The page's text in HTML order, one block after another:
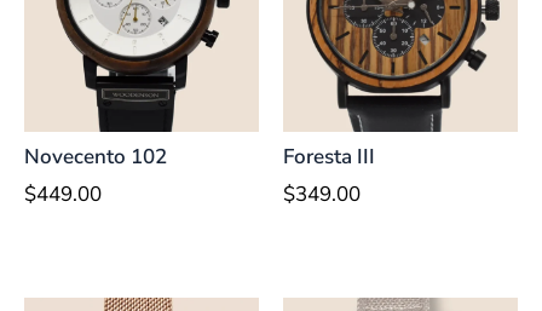
Novecento 102
$449.00
Foresta III
$349.00